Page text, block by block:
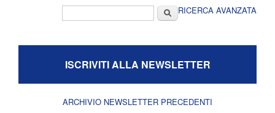
CercaRICERCA AVANZATA
ISCRIVITI ALLA NEWSLETTER
ARCHIVIO NEWSLETTER PRECEDENTI